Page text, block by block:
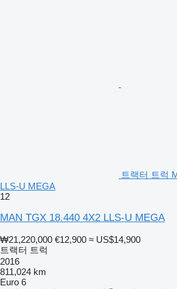
트랙터 트럭
LLS-U MEGA
12
MAN TGX 18.440 4X2 LLS-U MEGA
₩21,220,000 €12,900 ≈ US$14,900
트랙터 트럭
2016
811,024 km
Euro 6